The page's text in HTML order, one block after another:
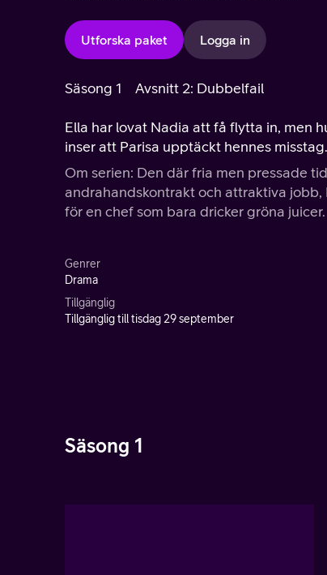
Utforska paket Logga in
Säsong 1 Avsnitt 2: Dubbelfail
Ella har lovat Nadia att få flytta in, men
inser att Parisa upptäckt hennes misstag.
Om serien: Den där fria men pressade
andrahandskontrakt och attraktiva jobb,
för en chef som bara dricker gröna juicer.
Genrer
Drama
Tillgänglig
Tillgänglig till tisdag 29 september
Säsong 1